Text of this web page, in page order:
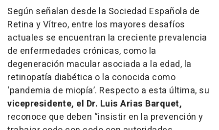
Según señalan desde la Sociedad Española de
Retina y Vítreo, entre los mayores desafíos
actuales se encuentran la creciente prevalencia
de enfermedades crónicas, como la
degeneración macular asociada a la edad, la
retinopatía diabética o la conocida como
‘pandemia de miopía’. Respecto a esta última, su
vicepresidente, el Dr. Luis Arias Barquet,
reconoce que deben “insistir en la prevención y